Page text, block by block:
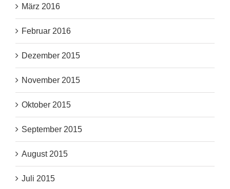
März 2016
Februar 2016
Dezember 2015
November 2015
Oktober 2015
September 2015
August 2015
Juli 2015